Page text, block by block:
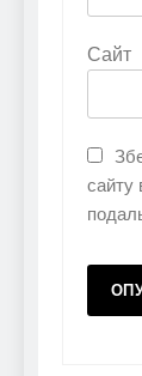
Сайт
сайту